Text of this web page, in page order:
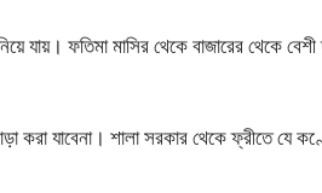
যায়। ফতিমা মাসির থেকে বাজারের থেকে
করা যাবেনা। শালা সরকার থেকে ফ্রীতে যে